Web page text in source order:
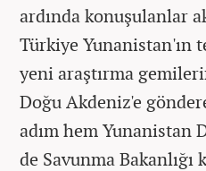
ardında konuşulanlar
Türkiye Yunanistan'ın
yeni araştırma
Doğu Akdeniz'e
adım hem Yunanistan
de Savunma